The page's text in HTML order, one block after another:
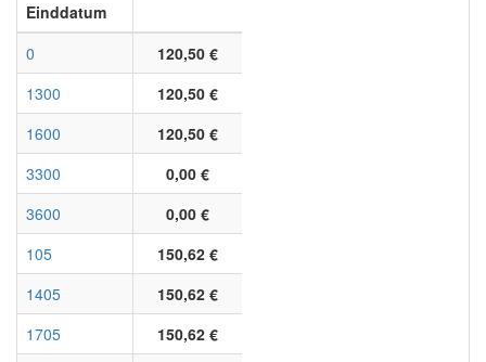
Einddatum
0
120,50 €
1300
120,50 €
1600
120,50 €
3300
0,00 €
3600
0,00 €
105
150,62 €
1405
150,62 €
1705
150,62 €